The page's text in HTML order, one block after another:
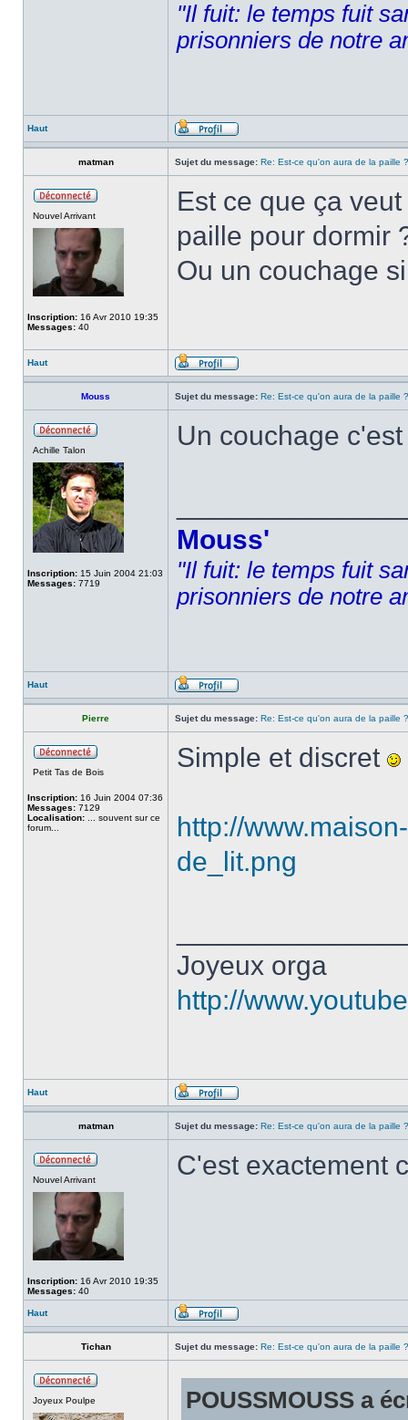
"Il fuit: le temps fuit
prisonniers de notre
Haut
matman Sujet du message: Re: Est-ce qu'on aura de la paille ?
Nouvel Arrivant
Inscription: 16 Avr 2010 19:35
Messages: 40
Est ce que ça
paille pour dormir
Ou un couchage
Haut
Mouss Sujet du message: Re: Est-ce qu'on aura de la paille ?
Achille Talon
Inscription: 15 Juin 2004 21:03
Messages: 7719
Un couchage
Mouss'
"Il fuit: le temps fuit
prisonniers de notre
Haut
Pierre Sujet du message: Re: Est-ce qu'on aura de la paille ?
Petit Tas de Bois
Inscription: 16 Juin 2004 07:36
Messages: 7129
Localisation: ... souvent sur ce
forum...
Simple et discret
http://
de_lit.png
Joyeux orga
http://
Haut
matman Sujet du message: Re: Est-ce qu'on aura de la paille ?
Nouvel Arrivant
Inscription: 16 Avr 2010 19:35
Messages: 40
C'est exactement
Haut
Tichan Sujet du message: Re: Est-ce qu'on aura de la paille ?
Joyeux Poulpe POUSSMOUSS a